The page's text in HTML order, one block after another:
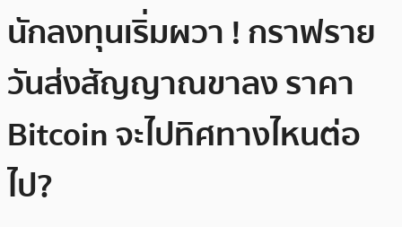
นักลงทุนเริ่มผวา ! กราฟราย
วันส่งสัญญาณขาลง ราคา
Bitcoin จะไปทิศทางไหนต่อ
ไป?